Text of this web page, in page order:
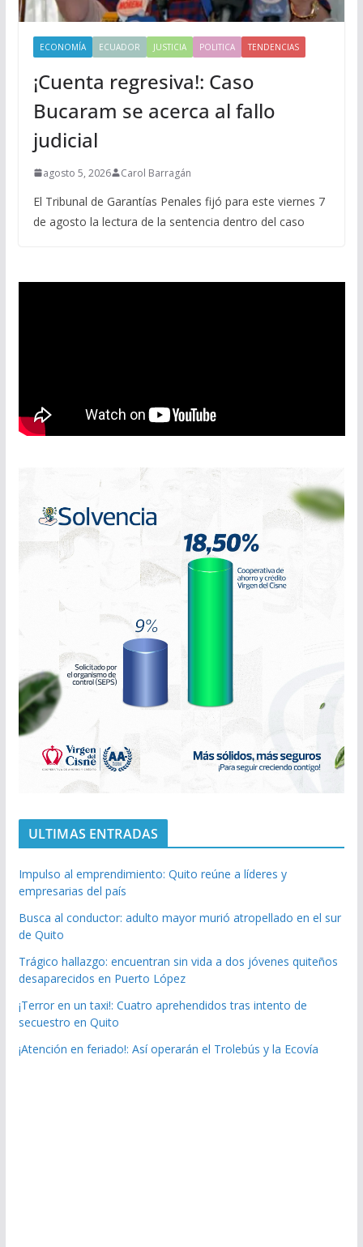
ECONOMÍA ECUADOR JUSTICIA POLITICA TENDENCIAS
¡Cuenta regresiva!: Caso
Bucaram se acerca al fallo
judicial
agosto 5, 2026 Carol Barragán
El Tribunal de Garantías Penales fijó para este viernes 7
de agosto la lectura de la sentencia dentro del caso
ULTIMAS ENTRADAS
Impulso al emprendimiento: Quito reúne a líderes y
empresarias del país
Busca al conductor: adulto mayor murió atropellado en el sur
de Quito
Trágico hallazgo: encuentran sin vida a dos jóvenes quiteños
desaparecidos en Puerto López
¡Terror en un taxi!: Cuatro aprehendidos tras intento de
secuestro en Quito
¡Atención en feriado!: Así operarán el Trolebús y la Ecovía